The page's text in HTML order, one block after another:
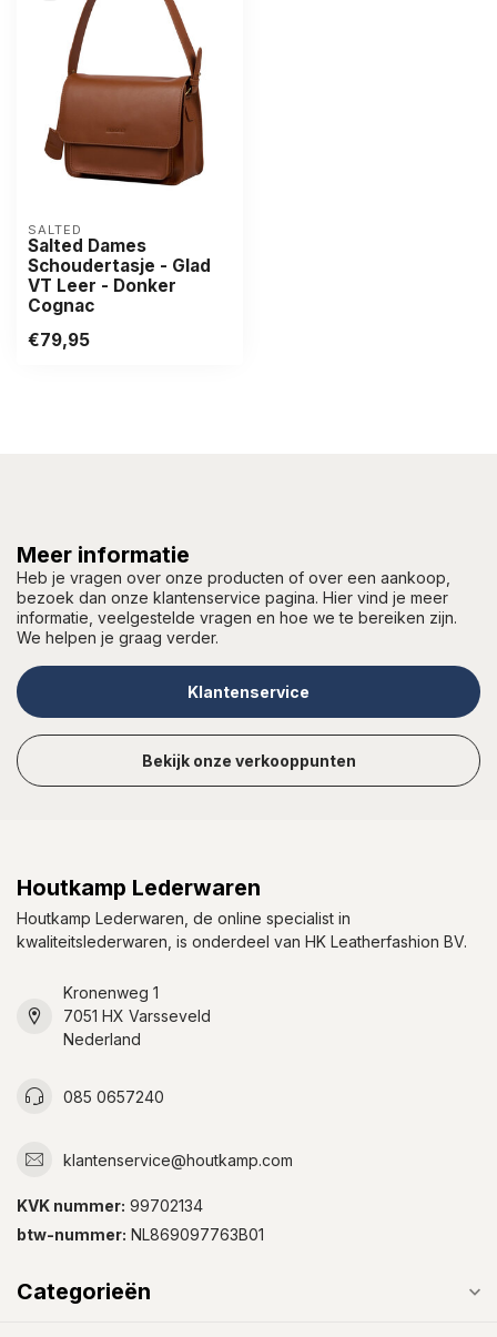
SALTED
Salted Dames
Schoudertasje - Glad
VT Leer - Donker
Cognac
€79,95
Meer informatie
Heb je vragen over onze producten of over een aankoop,
bezoek dan onze klantenservice pagina. Hier vind je meer
informatie, veelgestelde vragen en hoe we te bereiken zijn.
We helpen je graag verder.
Klantenservice
Bekijk onze verkooppunten
Houtkamp Lederwaren
Houtkamp Lederwaren, de online specialist in
kwaliteitslederwaren, is onderdeel van HK Leatherfashion BV.
Kronenweg 1
7051 HX Varsseveld
Nederland
085 0657240
klantenservice@houtkamp.com
KVK nummer: 99702134
btw-nummer: NL869097763B01
Categorieën